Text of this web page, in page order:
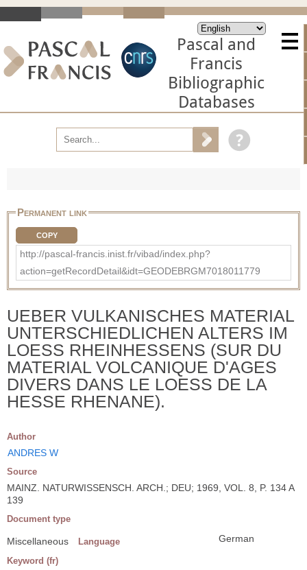
Pascal and
Francis
Bibliographic
Databases
Permanent link
COPY
http://pascal-francis.inist.fr/vibad/index.php?
action=getRecordDetail&idt=GEODEBRGM7018011779
UEBER VULKANISCHES MATERIAL
UNTERSCHIEDLICHEN ALTERS IM
LOESS RHEINHESSENS (SUR DU
MATERIAL VOLCANIQUE D'AGES
DIVERS DANS LE LOESS DE LA
HESSE RHENANE).
Author
ANDRES W
Source
MAINZ. NATURWISSENSCH. ARCH.; DEU; 1969, VOL. 8, P. 134 A
139
Document type
Miscellaneous Language German
Keyword (fr)